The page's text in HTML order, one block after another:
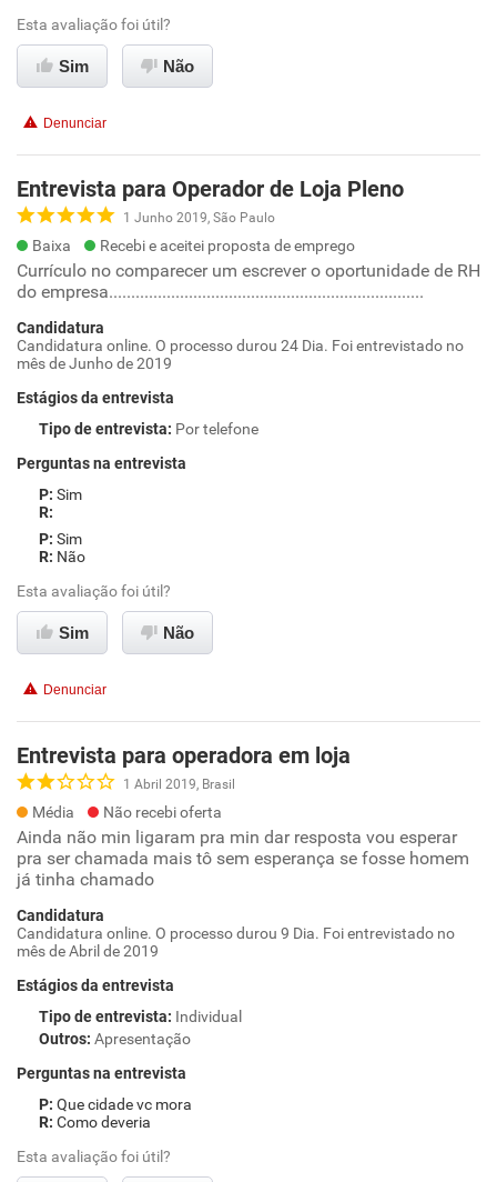
Esta avaliação foi útil?
Sim Não
Denunciar
Entrevista para Operador de Loja Pleno
1 Junho 2019, São Paulo
Baixa Recebi e aceitei proposta de emprego
Currículo no comparecer um escrever o oportunidade de RH
do empresa.......................................................................
Candidatura
Candidatura online. O processo durou 24 Dia. Foi entrevistado no
mês de Junho de 2019
Estágios da entrevista
Tipo de entrevista: Por telefone
Perguntas na entrevista
Sim
Sim
Não
Esta avaliação foi útil?
Sim Não
Denunciar
Entrevista para operadora em loja
1 Abril 2019, Brasil
Média Não recebi oferta
Ainda não min ligaram pra min dar resposta vou esperar
pra ser chamada mais tô sem esperança se fosse homem
já tinha chamado
Candidatura
Candidatura online. O processo durou 9 Dia. Foi entrevistado no
mês de Abril de 2019
Estágios da entrevista
Tipo de entrevista: Individual
Outros: Apresentação
Perguntas na entrevista
Que cidade vc mora
Como deveria
Esta avaliação foi útil?